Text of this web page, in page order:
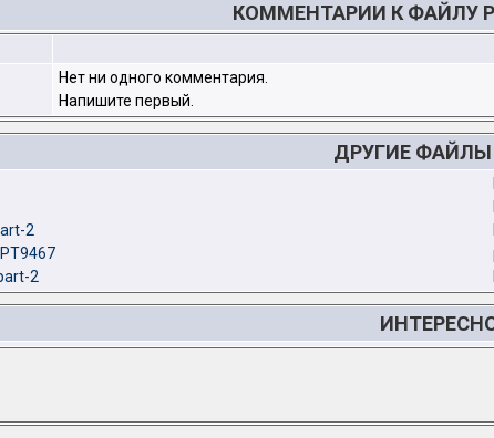
КОММЕНТАРИИ К ФАЙЛУ
Нет ни одного комментария.
Напишите первый.
ДРУГИЕ
2
2